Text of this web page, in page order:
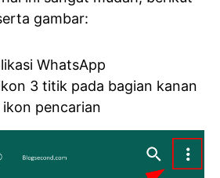
gambar:
WhatsApp
3 titik pada bagian kanan
pencarian